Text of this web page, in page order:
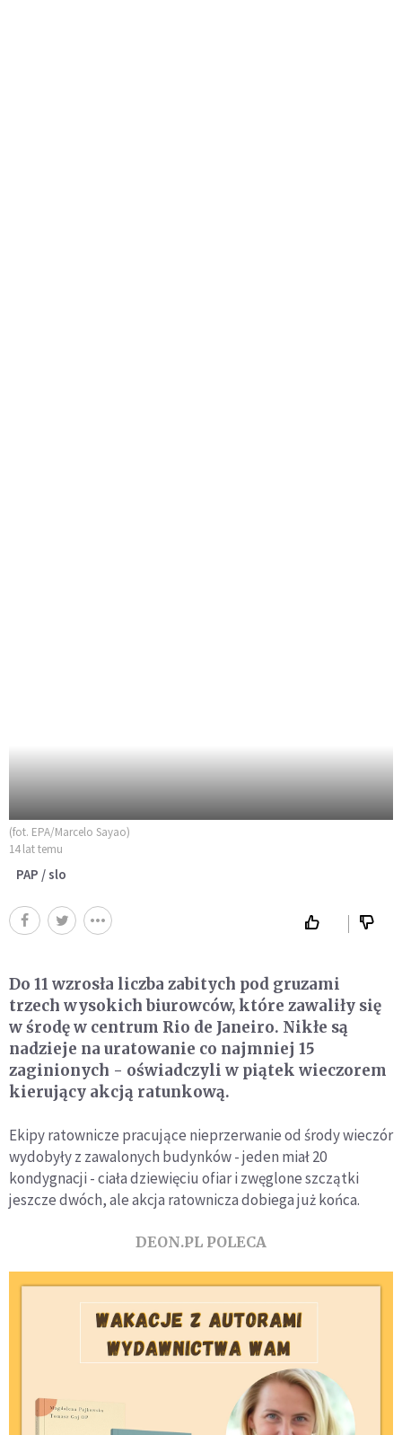
(fot. EPA/Marcelo Sayao)
14 lat temu
PAP / slo
Do 11 wzrosła liczba zabitych pod gruzami
trzech wysokich biurowców, które zawaliły się
w środę w centrum Rio de Janeiro. Nikłe są
nadzieje na uratowanie co najmniej 15
zaginionych - oświadczyli w piątek wieczorem
kierujący akcją ratunkową.
Ekipy ratownicze pracujące nieprzerwanie od środy wieczór
wydobyły z zawalonych budynków - jeden miał 20
kondygnacji - ciała dziewięciu ofiar i zwęglone szczątki
jeszcze dwóch, ale akcja ratownicza dobiega już końca.
DEON.PL POLECA